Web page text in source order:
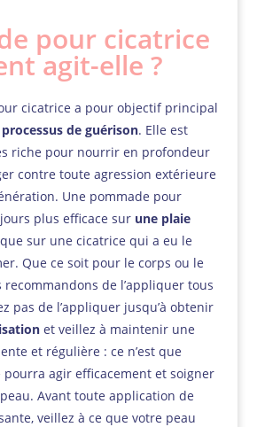
pour cicatrice
agit-elle ?
cicatrice a pour objectif principal
de guérison. Elle est
riche pour nourrir en profondeur
contre toute agression extérieure
Une pommade pour
plus efficace sur une plaie
sur une cicatrice qui a eu le
Que ce soit pour le corps ou le
recommandons de l’appliquer tous
pas de l’appliquer jusqu’à obtenir
et veillez à maintenir une
et régulière : ce n’est que
pourra agir efficacement et soigner
Avant toute application de
veillez à ce que votre peau